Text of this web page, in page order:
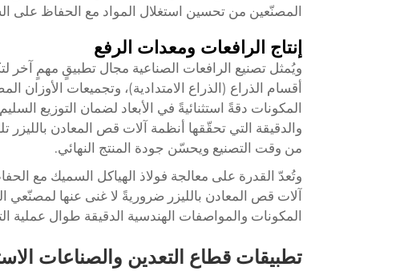
المصنّعين من تحسين استغلال المواد مع الحفاظ على
إنتاج الرافعات ومعدات الرفع
ويُمثل تصنيع الرافعات الصناعية مجال تطبيقٍ مهمٍ آخر
أقسام الذراع (الذراع الامتدادية)، وتجميعات الأوزان
المكونات دقةً استثنائيةً في الأبعاد لضمان التوزيع
والدقيقة التي تحقّقها أنظمة آلات قص المعادن
من وقت التصنيع ويحسّن جودة المنتج النهائي.
وتُعدّ القدرة على معالجة فولاذ الهياكل السميك مع
آلات قص المعادن بالليزر ضروريةً لا غنى عنها لمصنّعي
المكونات والمواصفات الهندسية الدقيقة طوال عملية
تطبيقات قطاع التعدين والصناعات